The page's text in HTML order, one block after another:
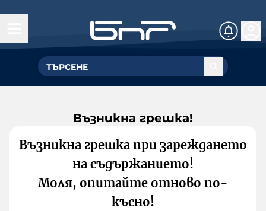
Възникна грешка!
Възникна грешка при зареждането
на съдържанието!
Моля, опитайте отново по-
късно!